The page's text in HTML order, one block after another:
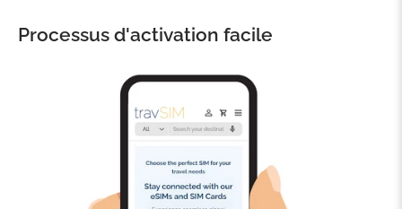
Processus d'activation facile